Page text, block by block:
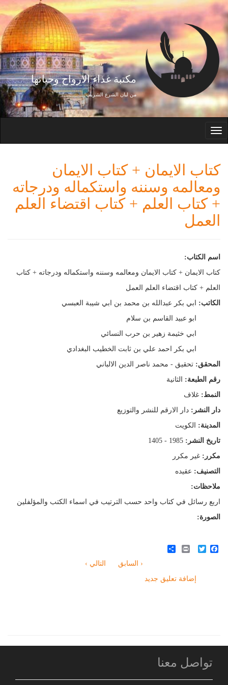
تجاوز إلى المحتوى الرئيسي
مكتبة غذاء الارواح وحياتها
من لبان الشرع الشريف
Toggle
كتاب الايمان + كتاب الايمان
ومعالمه وسننه واستكماله ودرجاته
+ كتاب العلم + كتاب اقتضاء العلم
العمل
اسم الكتاب:
كتاب الايمان + كتاب الايمان ومعالمه وسننه واستكماله ودرجاته + كتاب
العلم + كتاب اقتضاء العلم العمل
الكاتب:
ابي بكر عبدالله بن محمد بن ابي شيبة العبسي
ابو عبيد القاسم بن سلام
ابي خثيمة زهير بن حرب النسائي
ابي بكر احمد علي بن ثابت الخطيب البغدادي
المحقق: تحقيق - محمد ناصر الدين الالباني
رقم الطبعة:
الثانية
النمط: غلاف
دار النشر: دار الارقم للنشر والتوزيع
المدينة:
الكويت
تاريخ النشر: 1985 - 1405
مكرر: غير مكرر
التصنيف: عقيده
ملاحظات:
اربع رسائل في كتاب واحد حسب الترتيب في اسماء الكتب والمؤلفلين
الصورة:
Facebook
Twitter
Print
‹ السابق
التالي ›
إضافة تعليق جديد
تواصل معنا